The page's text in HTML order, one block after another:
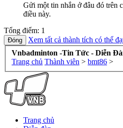
Gửi một tin nhắn ở đâu đó trên
điều này.
Tổng điểm: 1
Xem tất cả thành tích có thể
Vnbadminton -Tin Tức - Diễn
Trang chủ Thành viên > bmt86 >
Trang chủ